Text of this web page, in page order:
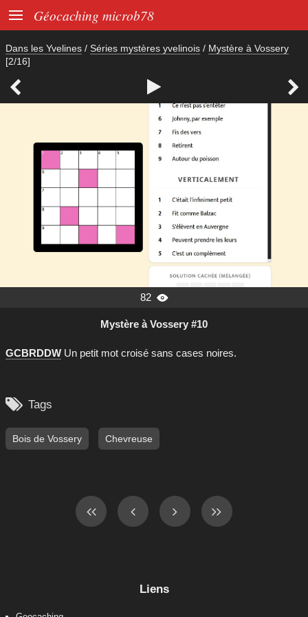
 Géocaching microb78
Dans les Yvelines / Séries mystères yvelinois / Mystère à Vossery
[2/16]
  
82 
Mystère à Vossery #10
GCBRDDW Un petit mot croisé sans cases noires.
 Tags
Bois de Vossery Chevreuse
Liens